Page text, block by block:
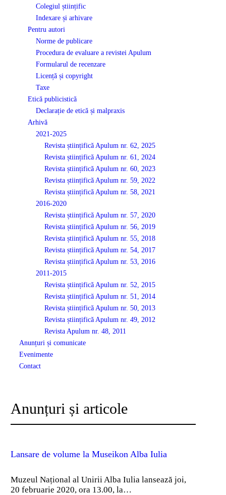
Colegiul științific
Indexare și arhivare
Pentru autori
Norme de publicare
Procedura de evaluare a revistei Apulum
Formularul de recenzare
Licență și copyright
Taxe
Etică publicistică
Declarație de etică și malpraxis
Arhivă
2021-2025
Revista științifică Apulum nr. 62, 2025
Revista științifică Apulum nr. 61, 2024
Revista științifică Apulum nr. 60, 2023
Revista științifică Apulum nr. 59, 2022
Revista științifică Apulum nr. 58, 2021
2016-2020
Revista științifică Apulum nr. 57, 2020
Revista științifică Apulum nr. 56, 2019
Revista științifică Apulum nr. 55, 2018
Revista științifică Apulum nr. 54, 2017
Revista științifică Apulum nr. 53, 2016
2011-2015
Revista științifică Apulum nr. 52, 2015
Revista științifică Apulum nr. 51, 2014
Revista științifică Apulum nr. 50, 2013
Revista științifică Apulum nr. 49, 2012
Revista Apulum nr. 48, 2011
Anunțuri și comunicate
Evenimente
Contact
Anunțuri și articole
Lansare de volume la Museikon Alba Iulia
Muzeul Național al Unirii Alba Iulia lansează joi,
20 februarie 2020, ora 13.00, la…